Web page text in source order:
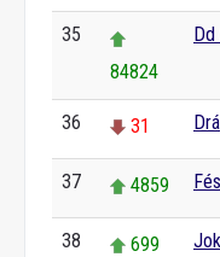
35
84824
Dd
36 31
37 4859
38 699